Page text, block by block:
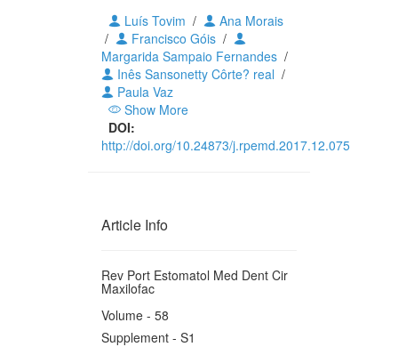
Luís Tovim /
Ana Morais
/
Francisco Góis /
Margarida Sampaio Fernandes /
Inês Sansonetty Côrte? real /
Paula Vaz
Show More
DOI:
http://doi.org/10.24873/j.rpemd.2017.12.075
Article Info
Rev Port Estomatol Med Dent Cir
Maxilofac
Volume - 58
Supplement - S1